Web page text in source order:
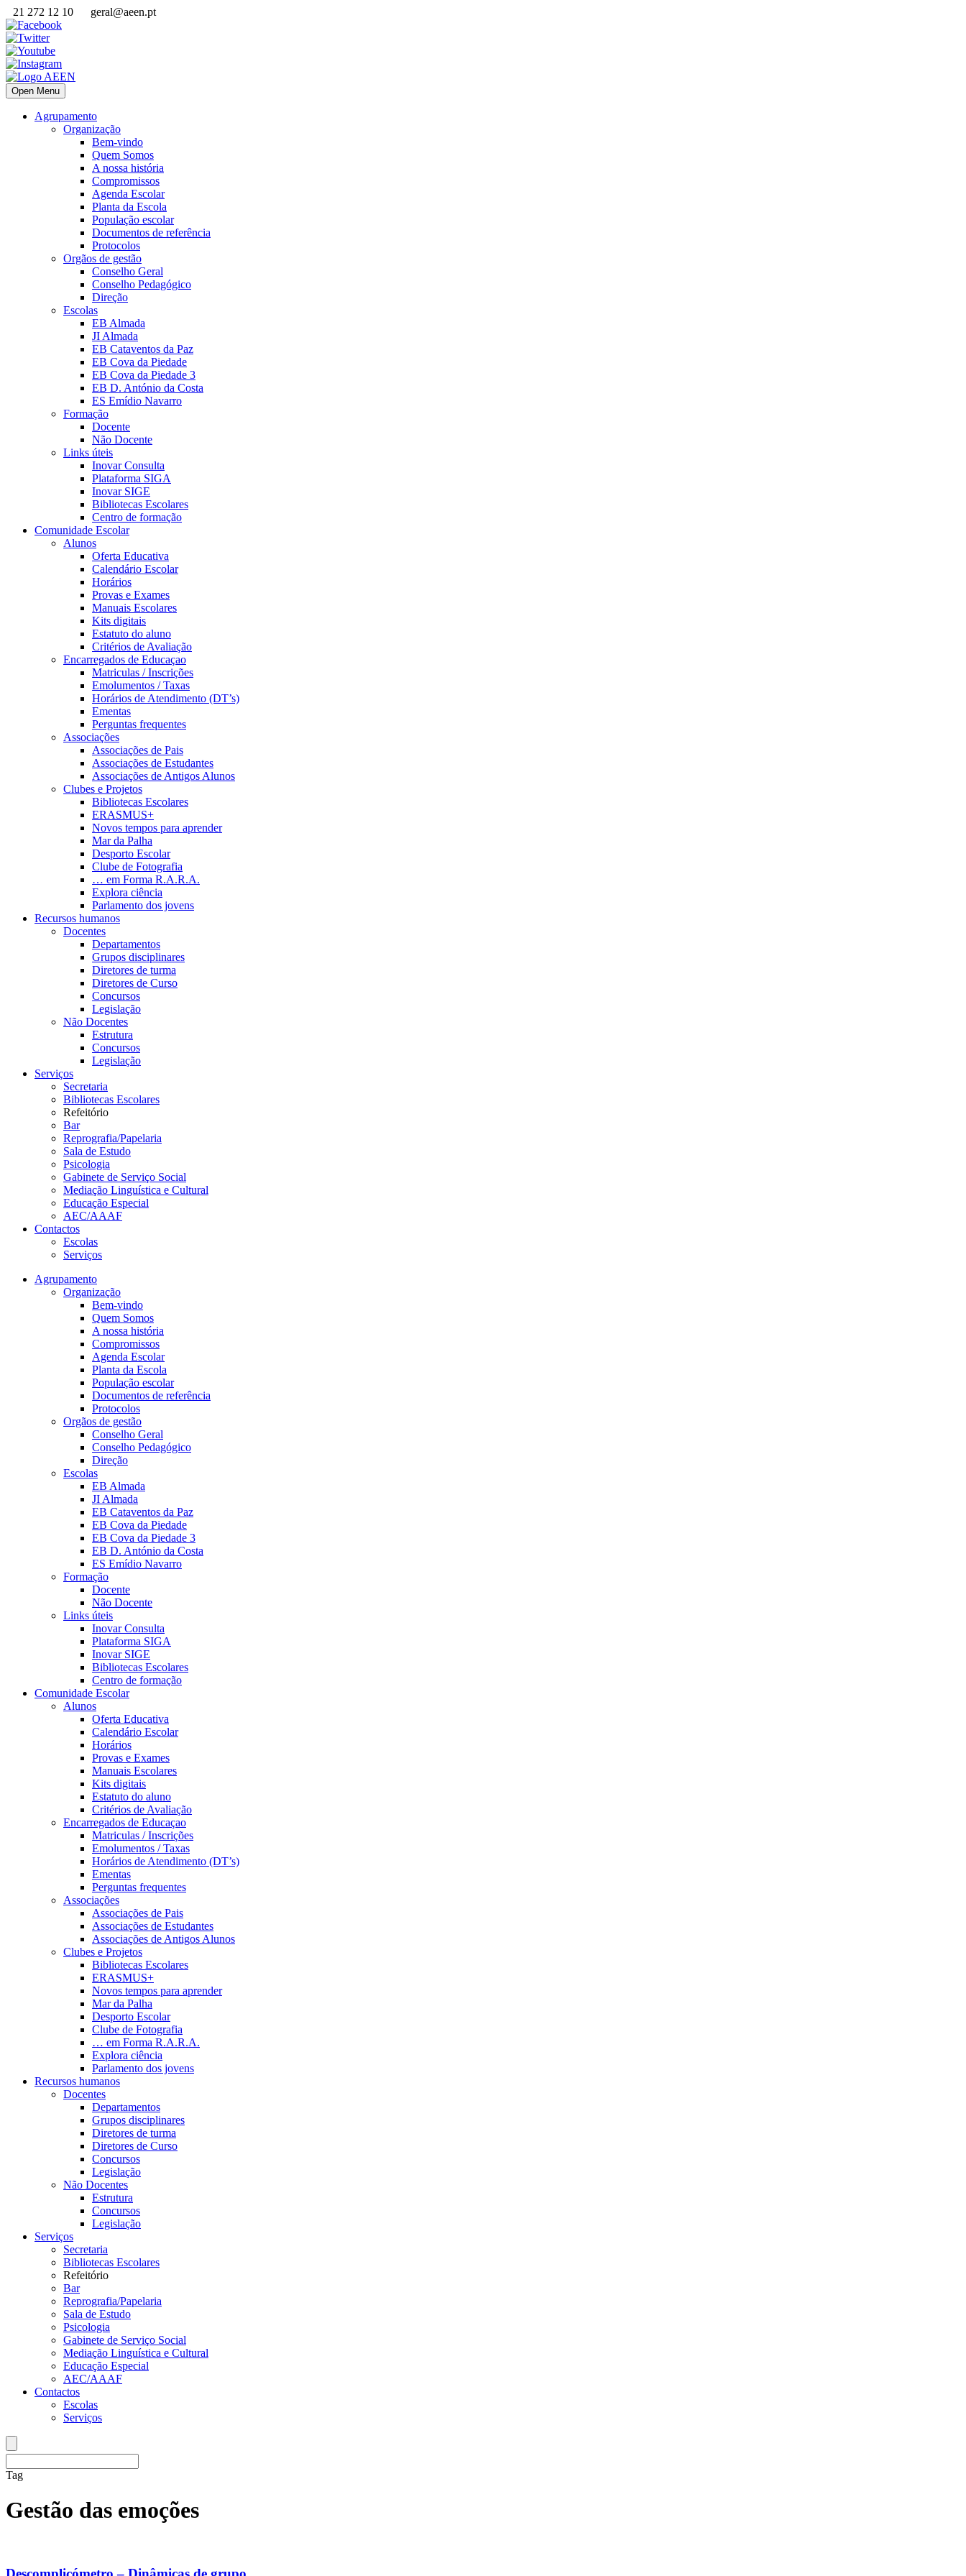
21 272 12 10 geral@aeen.pt
Open Menu
Agrupamento
Organização
Bem-vindo
Quem Somos
A nossa história
Compromissos
Agenda Escolar
Planta da Escola
População escolar
Documentos de referência
Protocolos
Orgãos de gestão
Conselho Geral
Conselho Pedagógico
Direção
Escolas
EB Almada
JI Almada
EB Cataventos da Paz
EB Cova da Piedade
EB Cova da Piedade 3
EB D. António da Costa
ES Emídio Navarro
Formação
Docente
Não Docente
Links úteis
Inovar Consulta
Plataforma SIGA
Inovar SIGE
Bibliotecas Escolares
Centro de formação
Comunidade Escolar
Alunos
Oferta Educativa
Calendário Escolar
Horários
Provas e Exames
Manuais Escolares
Kits digitais
Estatuto do aluno
Critérios de Avaliação
Encarregados de Educaçao
Matriculas / Inscrições
Emolumentos / Taxas
Horários de Atendimento (DT’s)
Ementas
Perguntas frequentes
Associações
Associações de Pais
Associações de Estudantes
Associações de Antigos Alunos
Clubes e Projetos
Bibliotecas Escolares
ERASMUS+
Novos tempos para aprender
Mar da Palha
Desporto Escolar
Clube de Fotografia
… em Forma R.A.R.A.
Explora ciência
Parlamento dos jovens
Recursos humanos
Docentes
Departamentos
Grupos disciplinares
Diretores de turma
Diretores de Curso
Concursos
Legislação
Não Docentes
Estrutura
Concursos
Legislação
Serviços
Secretaria
Bibliotecas Escolares
Refeitório
Bar
Reprografia/Papelaria
Sala de Estudo
Psicologia
Gabinete de Serviço Social
Mediação Linguística e Cultural
Educação Especial
AEC/AAAF
Contactos
Escolas
Serviços
Agrupamento
Organização
Bem-vindo
Quem Somos
A nossa história
Compromissos
Agenda Escolar
Planta da Escola
População escolar
Documentos de referência
Protocolos
Orgãos de gestão
Conselho Geral
Conselho Pedagógico
Direção
Escolas
EB Almada
JI Almada
EB Cataventos da Paz
EB Cova da Piedade
EB Cova da Piedade 3
EB D. António da Costa
ES Emídio Navarro
Formação
Docente
Não Docente
Links úteis
Inovar Consulta
Plataforma SIGA
Inovar SIGE
Bibliotecas Escolares
Centro de formação
Comunidade Escolar
Alunos
Oferta Educativa
Calendário Escolar
Horários
Provas e Exames
Manuais Escolares
Kits digitais
Estatuto do aluno
Critérios de Avaliação
Encarregados de Educaçao
Matriculas / Inscrições
Emolumentos / Taxas
Horários de Atendimento (DT’s)
Ementas
Perguntas frequentes
Associações
Associações de Pais
Associações de Estudantes
Associações de Antigos Alunos
Clubes e Projetos
Bibliotecas Escolares
ERASMUS+
Novos tempos para aprender
Mar da Palha
Desporto Escolar
Clube de Fotografia
… em Forma R.A.R.A.
Explora ciência
Parlamento dos jovens
Recursos humanos
Docentes
Departamentos
Grupos disciplinares
Diretores de turma
Diretores de Curso
Concursos
Legislação
Não Docentes
Estrutura
Concursos
Legislação
Serviços
Secretaria
Bibliotecas Escolares
Refeitório
Bar
Reprografia/Papelaria
Sala de Estudo
Psicologia
Gabinete de Serviço Social
Mediação Linguística e Cultural
Educação Especial
AEC/AAAF
Contactos
Escolas
Serviços
Tag
Gestão das emoções